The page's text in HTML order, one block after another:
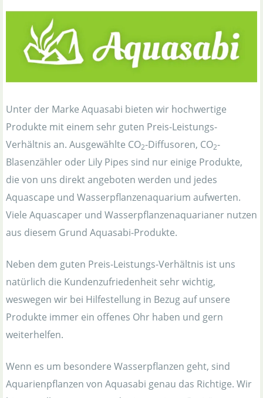
Unter der Marke Aquasabi bieten wir hochwertige
Produkte mit einem sehr guten Preis-Leistungs-
Verhältnis an. Ausgewählte CO2-Diffusoren, CO2-
Blasenzähler oder Lily Pipes sind nur einige Produkte,
die von uns direkt angeboten werden und jedes
Aquascape und Wasserpflanzenaquarium aufwerten.
Viele Aquascaper und Wasserpflanzenaquarianer nutzen
aus diesem Grund Aquasabi-Produkte.
Neben dem guten Preis-Leistungs-Verhältnis ist uns
natürlich die Kundenzufriedenheit sehr wichtig,
weswegen wir bei Hilfestellung in Bezug auf unsere
Produkte immer ein offenes Ohr haben und gern
weiterhelfen.
Wenn es um besondere Wasserpflanzen geht, sind
Aquarienpflanzen von Aquasabi genau das Richtige. Wir